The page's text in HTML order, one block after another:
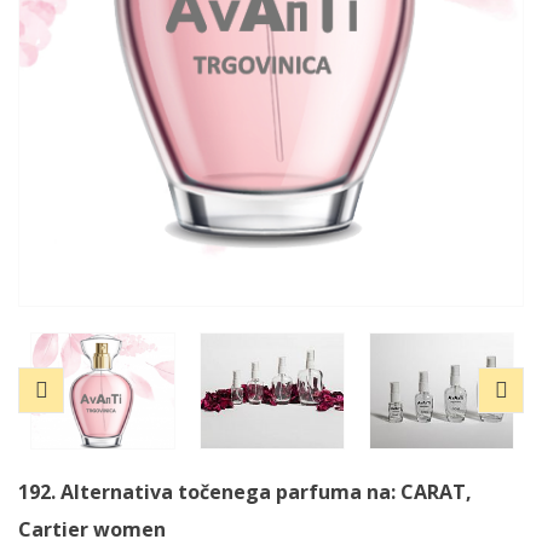
192. Alternativa točenega parfuma na: CARAT,
Cartierwomen